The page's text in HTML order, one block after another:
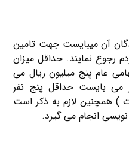
آن میبایست جهت تامین
رجوع نمایند. حداقل میزان
عام پنج میلیون ریال می
می بایست حداقل پنج نفر
۴، ۵ ، و ۱۰۷ ل.ا.ق.ت ) همچنین لازم به ذکر است
انجام می گیرد.